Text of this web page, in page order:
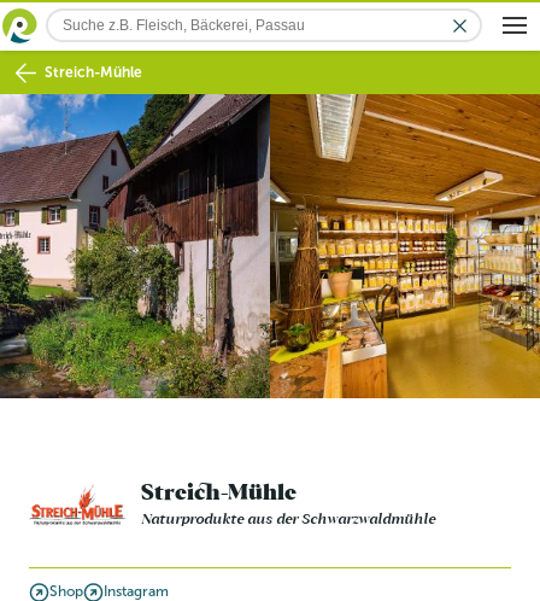
Streich-Mühle
Streich-Mühle
Naturprodukte aus der Schwarzwaldmühle
Shop Instagram